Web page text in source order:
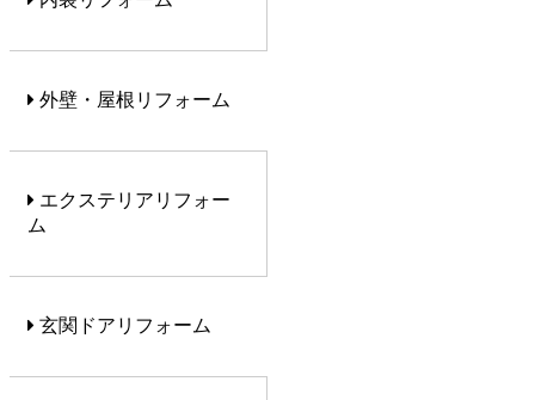
外壁・屋根リフォーム
エクステリアリフォー
ム
玄関ドアリフォーム